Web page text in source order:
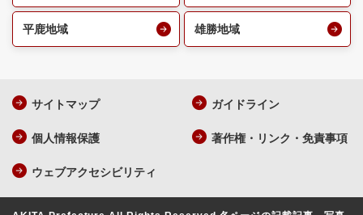
平鹿地域 雄勝地域
サイトマップ ガイドライン
個人情報保護 著作権・リンク・免責事項
ウェブアクセシビリティ